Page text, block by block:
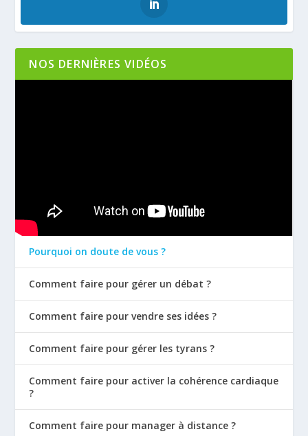
NOS DERNIÈRES VIDÉOS
Pourquoi on doute de vous ?
Comment faire pour gérer un débat ?
Comment faire pour vendre ses idées ?
Comment faire pour gérer les tyrans ?
Comment faire pour activer la cohérence cardiaque
?
Comment faire pour manager à distance ?